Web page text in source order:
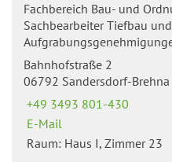
Fachbereich Bau- und
Sachbearbeiter Tiefbau
Bahnhofstraße 2
06792 Sandersdorf-Brehna
+49 3493 801-430
E-Mail
Raum: Haus I, Zimmer 23